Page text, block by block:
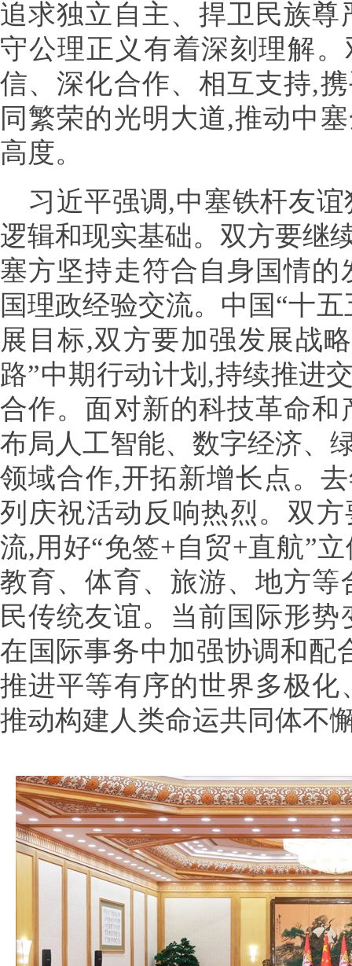
追求独立自主、捍卫民族
守公理正义有着深刻理解
信、深化合作、相互支持,
同繁荣的光明大道,推动中
高度。
习近平强调,中塞铁杆友
逻辑和现实基础。双方要继
塞方坚持走符合自身国情
国理政经验交流。中国“十
展目标,双方要加强发展战
路”中期行动计划,持续推进
合作。面对新的科技革命
布局人工智能、数字经济、
领域合作,开拓新增长点。
列庆祝活动反响热烈。双
流,用好“免签+自贸+直航”
教育、体育、旅游、地方
民传统友谊。当前国际形
在国际事务中加强协调和配
推进平等有序的世界多极
推动构建人类命运共同体不